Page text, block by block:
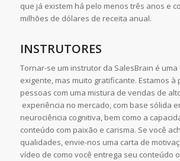
que já existem há pelo menos três anos e
milhões de dólares de receita anual.
INSTRUTORES
Tornar-se um instrutor da SalesBrain é
exigente, mas muito gratificante. Estamos à
pessoas com uma mistura de vendas de
experiência no mercado, com base sólida
neurociência cognitiva, bem como a
conteúdo com paixão e carisma. Se você
qualidades, envie-nos uma carta de
vídeo de como você entrega seu conteúdo